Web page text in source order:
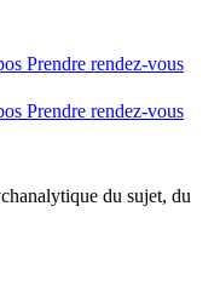
Prendre rendez-vous
Prendre rendez-vous
du sujet, du